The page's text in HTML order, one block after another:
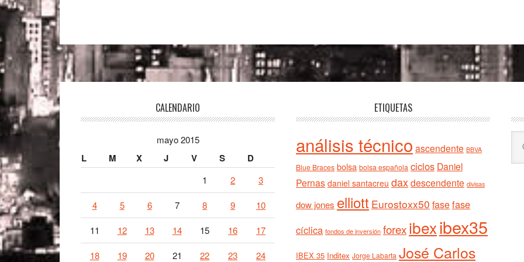
CALENDARIO
mayo 2015
L M X J V S D
1 2 3
4 5 6 7 8 9 10
11 12 13 14 15 16 17
18 19 20 21 22 23 24
ETIQUETAS
análisis técnico ascendente BBVA
Blue Braces bolsa bolsa española ciclos Daniel
Pernas daniel santacreu daxdescendente divisas
dow jones elliott Eurostoxx50 fasefase
cíclica fondos de inversión forexibexibex35
IBEX 35 Inditex Jorge Labarta José Carlos